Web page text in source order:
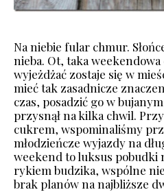
Na niebie fular chmur.
nieba. Ot, taka
wyjeżdżać zostaje się w
mieć tak zasadnicze
czas, posadzić go w
przysnął na kilka chwil.
cukrem, wspominaliśmy
młodzieńcze wyjazdy na
weekend to luksus pobudki
rykiem budzika, wspólne
brak planów na najbliższe